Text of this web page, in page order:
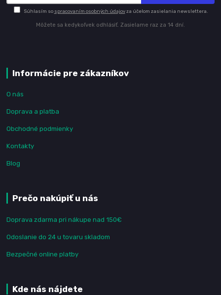
Súhlasím so spracovaním osobných údajovza účelom zasielania newslettera.
Môžete sa kedykoľvek odhlásiť. Zasielame raz za 14 dní.
Informácie pre zákazníkov
O nás
Doprava a platba
Obchodné podmienky
Kontakty
Blog
Prečo nakúpiť u nás
Doprava zdarma pri nákupe nad 150€
Odoslanie do 24 u tovaru skladom
Bezpečné online platby
Kde nás nájdete